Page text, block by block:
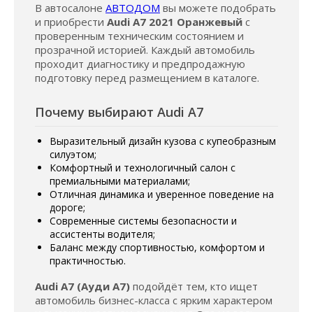
В автосалоне АВТОДОМ вы можете подобрать
и приобрести Audi A7 2021 Оранжевый с
проверенным техническим состоянием и
прозрачной историей. Каждый автомобиль
проходит диагностику и предпродажную
подготовку перед размещением в каталоге.
Почему выбирают Audi A7
Выразительный дизайн кузова с купеобразным
силуэтом;
Комфортный и технологичный салон с
премиальными материалами;
Отличная динамика и уверенное поведение на
дороге;
Современные системы безопасности и
ассистенты водителя;
Баланс между спортивностью, комфортом и
практичностью.
Audi A7 (Ауди А7) подойдёт тем, кто ищет
автомобиль бизнес-класса с ярким характером